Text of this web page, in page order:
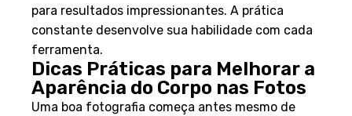
para resultados impressionantes. A prática
constante desenvolve sua habilidade com cada
ferramenta.
Dicas Práticas para Melhorar a
Aparência do Corpo nas Fotos
Uma boa fotografia começa antes mesmo de